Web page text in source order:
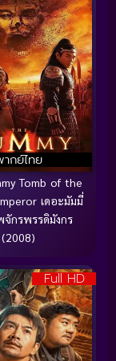
กย์ไทย
Tomb of the
เดอะมัมมี่
กรพรรดิมังกร
(2008)
Full HD